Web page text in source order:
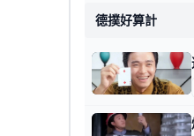
德撲好算計